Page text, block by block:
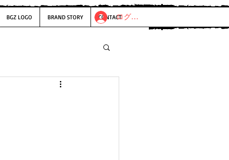
BGZ LOGO BRAND STORY CONTACTログイン